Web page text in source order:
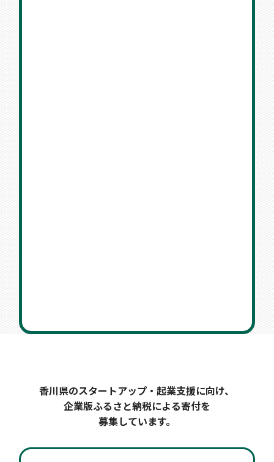
香川県のスタートアップ・起業支援に向け、
企業版ふるさと納税による寄付を
募集しています。